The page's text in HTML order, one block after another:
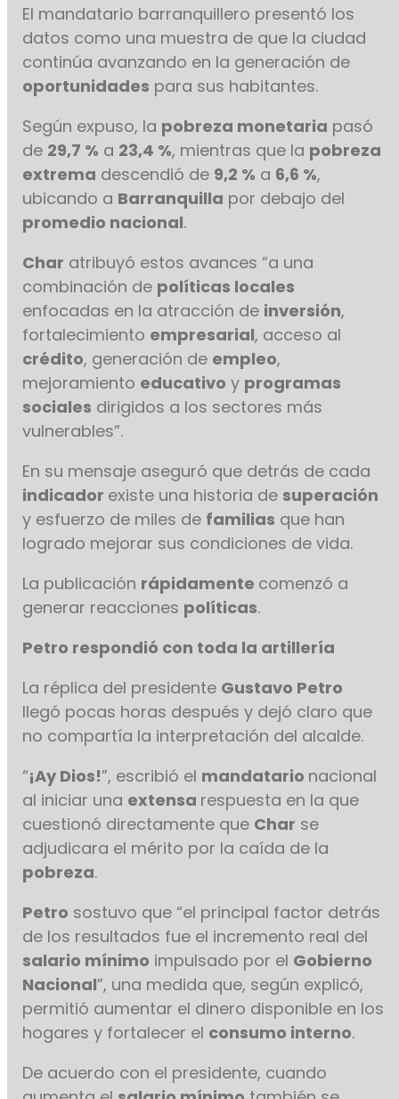
El mandatario barranquillero presentó los
datos como una muestra de que la ciudad
continúa avanzando en la generación de
oportunidades para sus habitantes.
Según expuso, la pobreza monetaria pasó
de 29,7 % a 23,4 %, mientras que la pobreza
extrema descendió de 9,2 % a 6,6 %,
ubicando a Barranquilla por debajo del
promedio nacional.
Char atribuyó estos avances “a una
combinación de políticas locales
enfocadas en la atracción de inversión,
fortalecimiento empresarial, acceso al
crédito, generación de empleo,
mejoramiento educativo y programas
sociales dirigidos a los sectores más
vulnerables”.
En su mensaje aseguró que detrás de cada
indicador existe una historia de superación
y esfuerzo de miles de familias que han
logrado mejorar sus condiciones de vida.
La publicación rápidamente comenzó a
generar reacciones políticas.
Petro respondió con toda la artillería
La réplica del presidente Gustavo Petro
llegó pocas horas después y dejó claro que
no compartía la interpretación del alcalde.
“¡Ay Dios!”, escribió el mandatario nacional
al iniciar una extensa respuesta en la que
cuestionó directamente que Char se
adjudicara el mérito por la caída de la
pobreza.
Petro sostuvo que “el principal factor detrás
de los resultados fue el incremento real del
salario mínimo impulsado por el Gobierno
Nacional”, una medida que, según explicó,
permitió aumentar el dinero disponible en los
hogares y fortalecer el consumo interno.
De acuerdo con el presidente, cuando